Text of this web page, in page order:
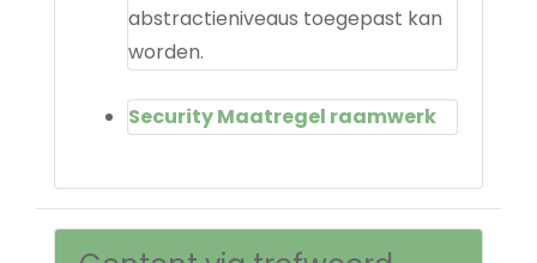
abstractieniveaus toegepast kan
worden.
Security Maatregel raamwerk